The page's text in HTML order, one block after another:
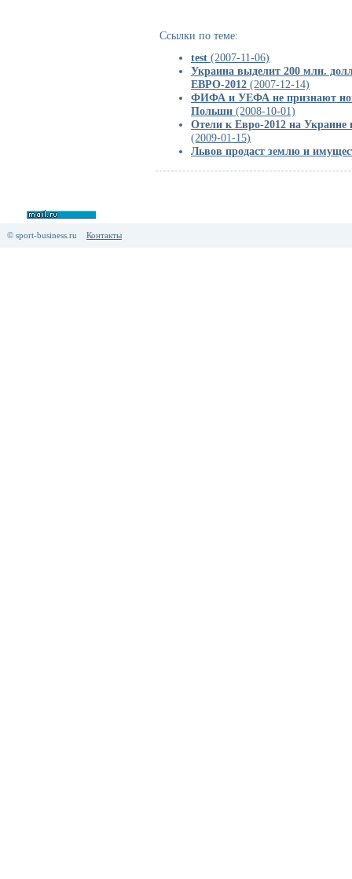
Ссылки по теме:
test (2007-11-06)
Украина выделит 200 млн.
ЕВРО-2012 (2007-12-14)
ФИФА и УЕФА не признают
Польши (2008-10-01)
Отели к Евро-2012 на
(2009-01-15)
Львов продаст землю и
© sport-business.ru Контакты